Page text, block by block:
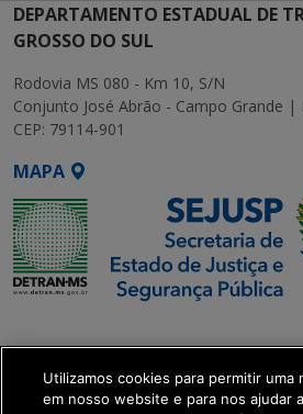
DEPARTAMENTO ESTADUAL DE
GROSSO DO SUL
Rodovia MS 080 - Km 10, S/N
Conjunto José Abrão - Campo Grande |
CEP: 79114-901
MAPA
Executiva de
Transformação Digital
Utilizamos cookies para permitir uma
em nosso website e para nos ajudar